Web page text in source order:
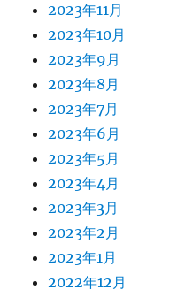
2023年11月
2023年10月
2023年9月
2023年8月
2023年7月
2023年6月
2023年5月
2023年4月
2023年3月
2023年2月
2023年1月
2022年12月